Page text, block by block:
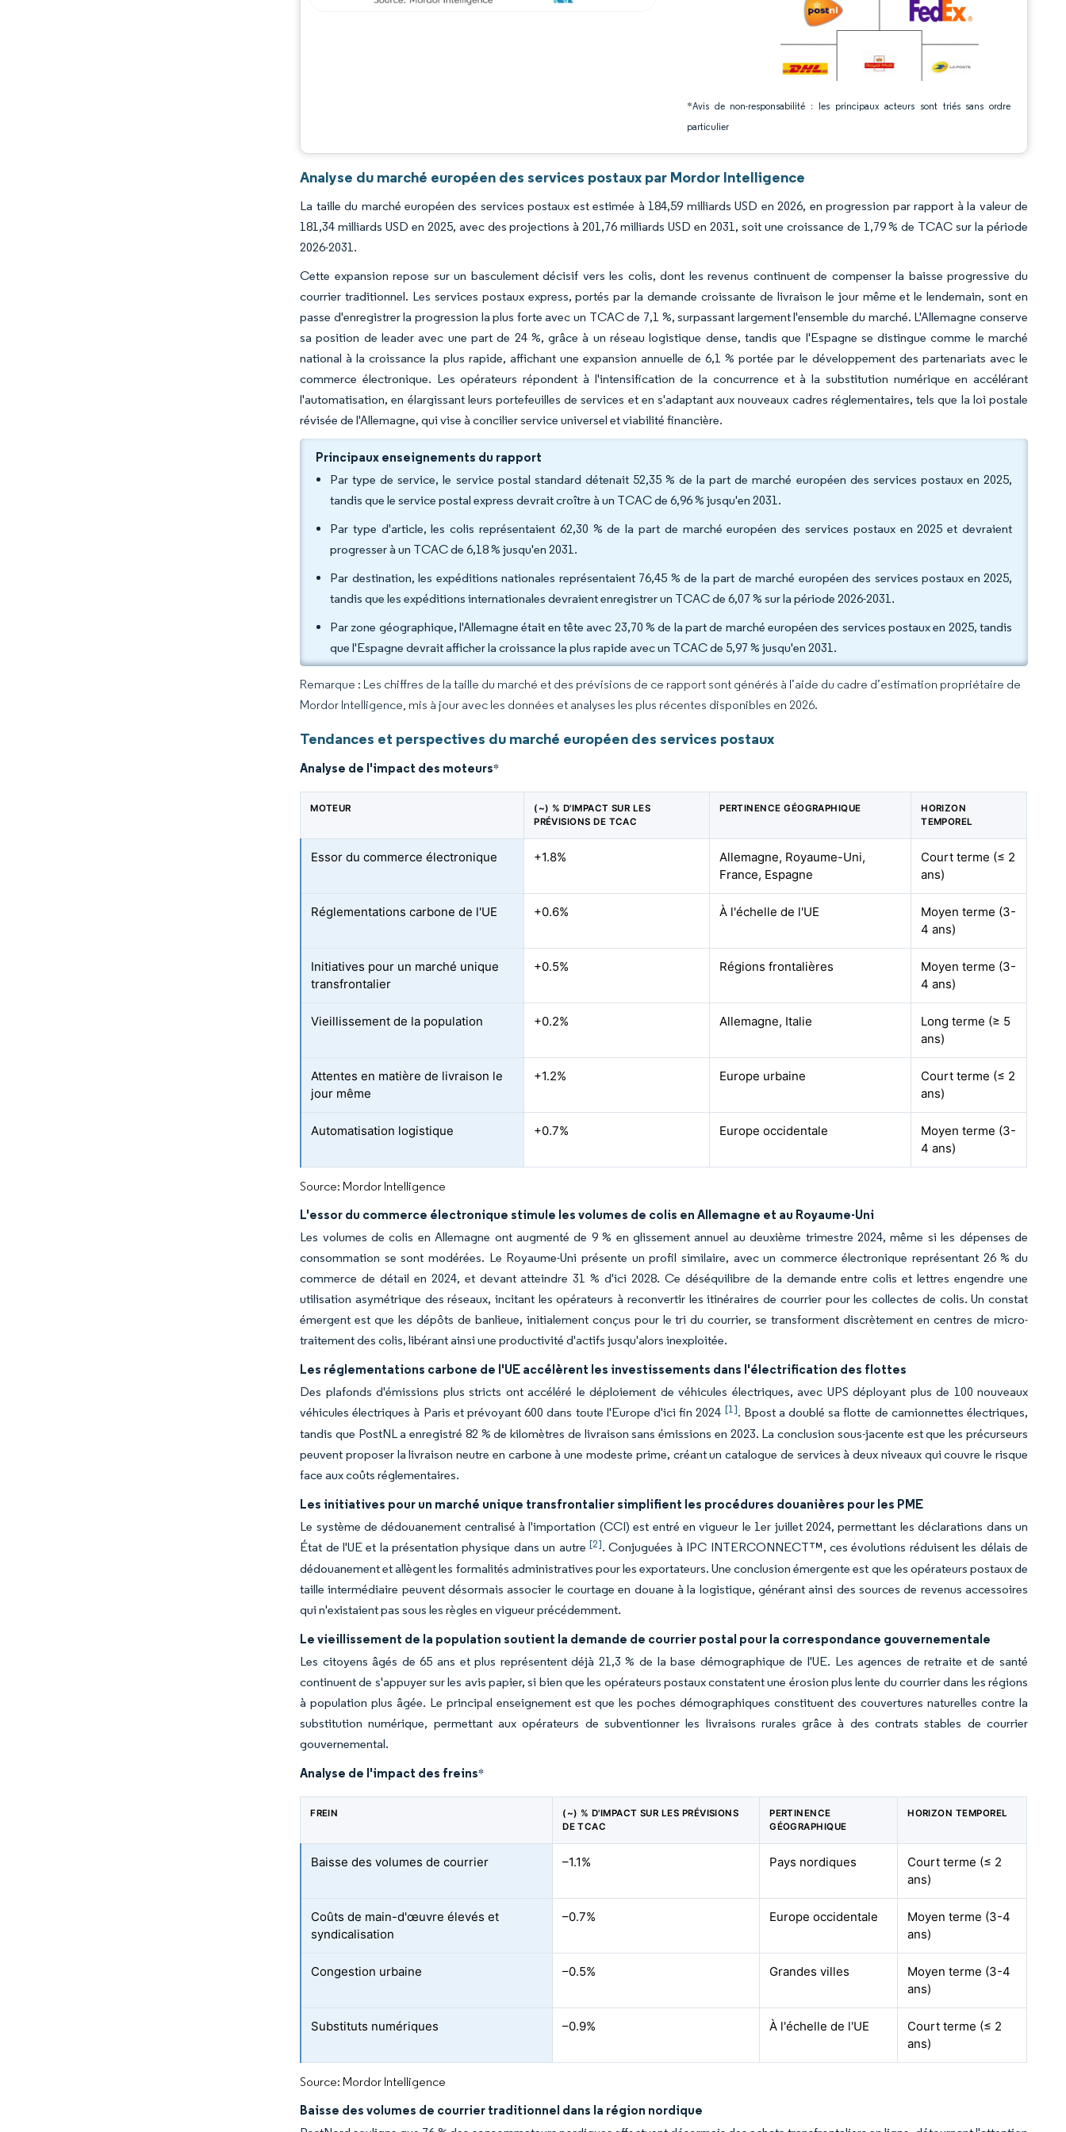
*Avis de non-responsabilité : les principaux acteurs sont triés sans ordre
particulier
Analyse du marché européen des services postaux par Mordor Intelligence
La taille du marché européen des services postaux est estimée à 184,59 milliards USD en 2026, en progression par rapport à la valeur de
181,34 milliards USD en 2025, avec des projections à 201,76 milliards USD en 2031, soit une croissance de 1,79 % de TCAC sur la période
2026-2031.
Cette expansion repose sur un basculement décisif vers les colis, dont les revenus continuent de compenser la baisse progressive du
courrier traditionnel. Les services postaux express, portés par la demande croissante de livraison le jour même et le lendemain, sont en
passe d'enregistrer la progression la plus forte avec un TCAC de 7,1 %, surpassant largement l'ensemble du marché. L'Allemagne conserve
sa position de leader avec une part de 24 %, grâce à un réseau logistique dense, tandis que l'Espagne se distingue comme le marché
national à la croissance la plus rapide, affichant une expansion annuelle de 6,1 % portée par le développement des partenariats avec le
commerce électronique. Les opérateurs répondent à l'intensification de la concurrence et à la substitution numérique en accélérant
l'automatisation, en élargissant leurs portefeuilles de services et en s'adaptant aux nouveaux cadres réglementaires, tels que la loi postale
révisée de l'Allemagne, qui vise à concilier service universel et viabilité financière.
Principaux enseignements du rapport
Par type de service, le service postal standard détenait 52,35 % de la part de marché européen des services postaux en 2025,
tandis que le service postal express devrait croître à un TCAC de 6,96 % jusqu'en 2031.
Par type d'article, les colis représentaient 62,30 % de la part de marché européen des services postaux en 2025 et devraient
progresser à un TCAC de 6,18 % jusqu'en 2031.
Par destination, les expéditions nationales représentaient 76,45 % de la part de marché européen des services postaux en 2025,
tandis que les expéditions internationales devraient enregistrer un TCAC de 6,07 % sur la période 2026-2031.
Par zone géographique, l'Allemagne était en tête avec 23,70 % de la part de marché européen des services postaux en 2025, tandis
que l'Espagne devrait afficher la croissance la plus rapide avec un TCAC de 5,97 % jusqu'en 2031.
Remarque : Les chiffres de la taille du marché et des prévisions de ce rapport sont générés à l’aide du cadre d’estimation propriétaire de
Mordor Intelligence, mis à jour avec les données et analyses les plus récentes disponibles en 2026.
Tendances et perspectives du marché européen des services postaux
Analyse de l'impact des moteurs*
MOTEUR
(~) % D'IMPACT SUR LES
PRÉVISIONS DE TCAC
PERTINENCE GÉOGRAPHIQUE
HORIZON
TEMPOREL
Essor du commerce électronique +1.8%
Allemagne, Royaume-Uni,
France, Espagne
Court terme (≤ 2
ans)
Réglementations carbone de l'UE +0.6% À l'échelle de l'UE
Moyen terme (3-
4 ans)
Initiatives pour un marché unique
transfrontalier
+0.5% Régions frontalières
Moyen terme (3-
4 ans)
Vieillissement de la population +0.2% Allemagne, Italie
Long terme (≥ 5
ans)
Attentes en matière de livraison le
jour même
+1.2% Europe urbaine
Court terme (≤ 2
ans)
Automatisation logistique +0.7% Europe occidentale
Moyen terme (3-
4 ans)
Source: Mordor Intelligence
L'essor du commerce électronique stimule les volumes de colis en Allemagne et au Royaume-Uni
Les volumes de colis en Allemagne ont augmenté de 9 % en glissement annuel au deuxième trimestre 2024, même si les dépenses de
consommation se sont modérées. Le Royaume-Uni présente un profil similaire, avec un commerce électronique représentant 26 % du
commerce de détail en 2024, et devant atteindre 31 % d'ici 2028. Ce déséquilibre de la demande entre colis et lettres engendre une
utilisation asymétrique des réseaux, incitant les opérateurs à reconvertir les itinéraires de courrier pour les collectes de colis. Un constat
émergent est que les dépôts de banlieue, initialement conçus pour le tri du courrier, se transforment discrètement en centres de micro-
traitement des colis, libérant ainsi une productivité d'actifs jusqu'alors inexploitée.
Les réglementations carbone de l'UE accélèrent les investissements dans l'électrification des flottes
Des plafonds d'émissions plus stricts ont accéléré le déploiement de véhicules électriques, avec UPS déployant plus de 100 nouveaux
véhicules électriques à Paris et prévoyant 600 dans toute l'Europe d'ici fin 2024 [1]. Bpost a doublé sa flotte de camionnettes électriques,
tandis que PostNL a enregistré 82 % de kilomètres de livraison sans émissions en 2023. La conclusion sous-jacente est que les précurseurs
peuvent proposer la livraison neutre en carbone à une modeste prime, créant un catalogue de services à deux niveaux qui couvre le risque
face aux coûts réglementaires.
Les initiatives pour un marché unique transfrontalier simplifient les procédures douanières pour les PME
Le système de dédouanement centralisé à l'importation (CCI) est entré en vigueur le 1er juillet 2024, permettant les déclarations dans un
État de l'UE et la présentation physique dans un autre[2]. Conjuguées à IPC INTERCONNECT™, ces évolutions réduisent les délais de
dédouanement et allègent les formalités administratives pour les exportateurs. Une conclusion émergente est que les opérateurs postaux de
taille intermédiaire peuvent désormais associer le courtage en douane à la logistique, générant ainsi des sources de revenus accessoires
qui n'existaient pas sous les règles en vigueur précédemment.
Le vieillissement de la population soutient la demande de courrier postal pour la correspondance gouvernementale
Les citoyens âgés de 65 ans et plus représentent déjà 21,3 % de la base démographique de l'UE. Les agences de retraite et de santé
continuent de s'appuyer sur les avis papier, si bien que les opérateurs postaux constatent une érosion plus lente du courrier dans les régions
à population plus âgée. Le principal enseignement est que les poches démographiques constituent des couvertures naturelles contre la
substitution numérique, permettant aux opérateurs de subventionner les livraisons rurales grâce à des contrats stables de courrier
gouvernemental.
Analyse de l'impact des freins*
FREIN
(~) % D'IMPACT SUR LES PRÉVISIONS
DE TCAC
PERTINENCE
GÉOGRAPHIQUE
HORIZON TEMPOREL
Baisse des volumes de courrier –1.1% Pays nordiques
Court terme (≤ 2
ans)
Coûts de main-d'œuvre élevés et
syndicalisation
–0.7% Europe occidentale
Moyen terme (3-4
ans)
Congestion urbaine –0.5% Grandes villes
Moyen terme (3-4
ans)
Substituts numériques –0.9% À l'échelle de l'UE
Court terme (≤ 2
ans)
Source: Mordor Intelligence
Baisse des volumes de courrier traditionnel dans la région nordique